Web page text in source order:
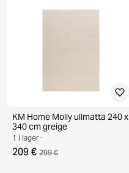
KM Home Molly ullmatta 240 x
340 cm greige
1 i lager ·
209 € 299 €